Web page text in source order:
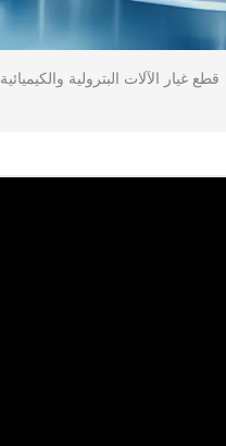
قطع غيار الآلات البترولية والكيميائية